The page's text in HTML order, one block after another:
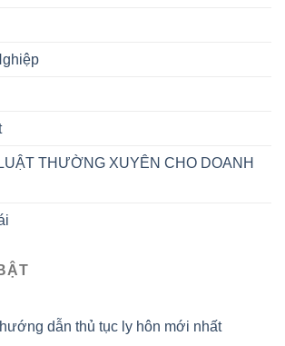
THƯỜNG XUYÊN CHO DOANH
dẫn thủ tục ly hôn mới nhất